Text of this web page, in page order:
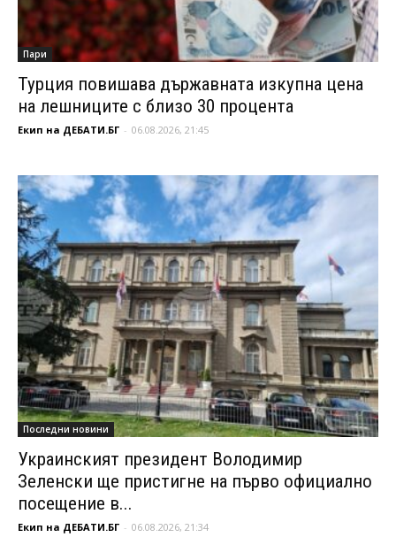
Пари
Турция повишава държавната изкупна цена
на лешниците с близо 30 процента
Екип на ДЕБАТИ.БГ - 06.08.2026, 21:45
Последни новини
Украинският президент Володимир
Зеленски ще пристигне на първо официално
посещение в...
Екип на ДЕБАТИ.БГ - 06.08.2026, 21:34